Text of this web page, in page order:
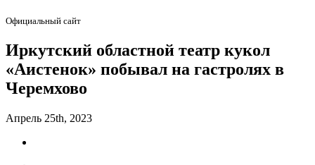
Официальный сайт
Иркутский областной театр кукол
«Аистенок» побывал на гастролях в
Черемхово
Апрель 25th, 2023